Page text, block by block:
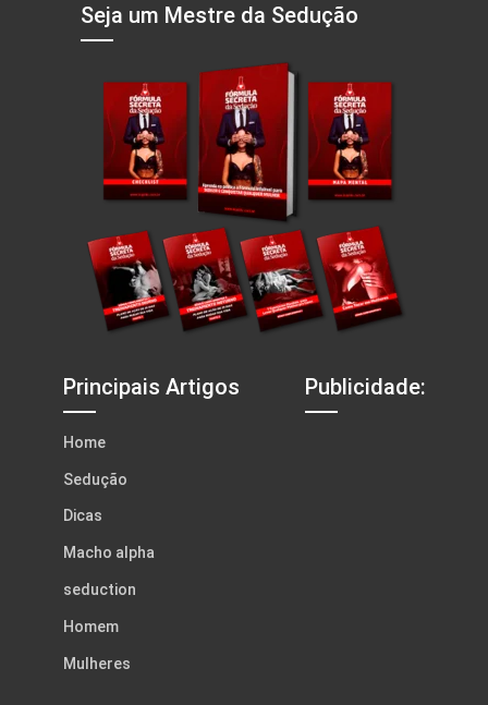
Seja um Mestre da Sedução
Principais Artigos
Home
Sedução
Dicas
Macho alpha
seduction
Homem
Mulheres
Publicidade: